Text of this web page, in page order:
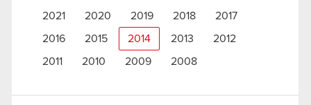
2021
2020 2019 2018 2017
2016 2015 2014 2013 2012
2011 2010 2009 2008